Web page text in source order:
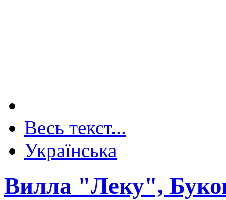
Весь текст...
Українська
Вилла "Леку",